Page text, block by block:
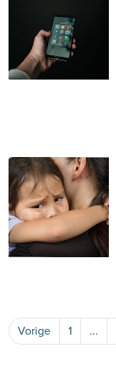
Persoonlijkheid
Behandeling
Vorige 1 ...